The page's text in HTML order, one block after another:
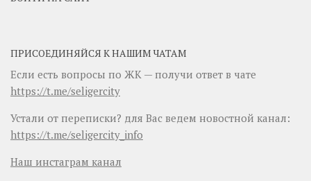
ПРИСОЕДИНЯЙСЯ К НАШИМ ЧАТАМ
Если есть вопросы по ЖК — получи ответ в чате
https://t.me/seligercity
Устали от переписки? для Вас ведем новостной канал:
https://t.me/seligercity_info
Наш инстаграм канал